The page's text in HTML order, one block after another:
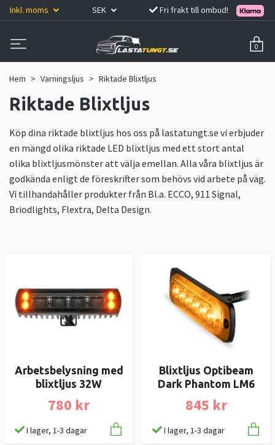
Inkl. moms SEK Fri frakt till ombud!
0
Hem Varningsljus Riktade Blixtljus
Riktade Blixtljus
Köp dina riktade blixtljus hos oss på lastatungt.se vi erbjuder
en mängd olika riktade LED blixtljus med ett stort antal
olika blixtljusmönster att välja emellan. Alla våra blixtljus är
godkända enligt de föreskrifter som behövs vid arbete på väg.
Vi tillhandahåller produkter från Bl.a. ECCO, 911 Signal,
Briodlights, Flextra, Delta Design.
Arbetsbelysning med
blixtljus 32W
780 kr
I lager, 1-3 dagar
Blixtljus Optibeam
Dark Phantom LM6
845 kr
I lager, 1-3 dagar